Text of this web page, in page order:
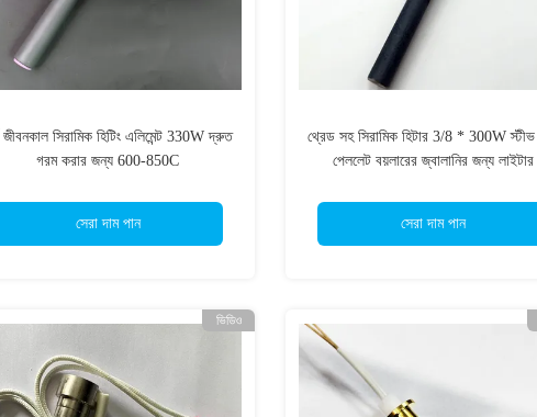
জীবনকাল সিরামিক হিটিং এলিমেন্ট 330W দ্রুত
গরম করার জন্য 600-850C
সেরা দাম পান
থ্রেড সহ সিরামিক হিটার 3/8 * 300W
পেললেট বয়লারের জ্বালানির জন্য লাইটার
সেরা দাম পান
ভিডিও